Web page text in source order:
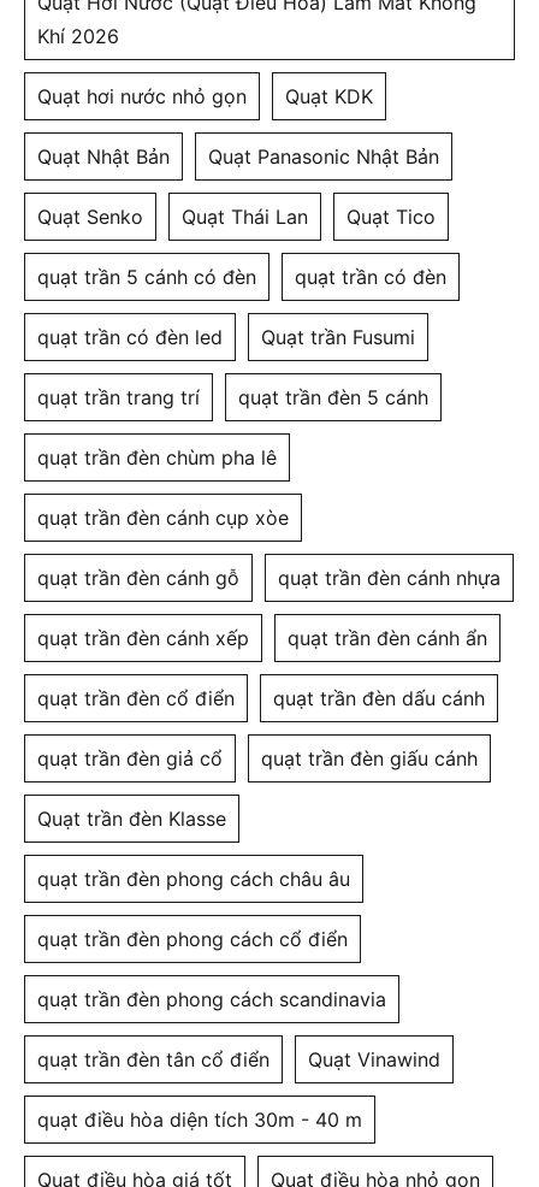
Khí 2026
Quạt hơi nước nhỏ gọn Quạt KDK
Quạt Nhật Bản Quạt Panasonic Nhật Bản
Quạt Senko Quạt Thái Lan Quạt Tico
quạt trần 5 cánh có đèn quạt trần có đèn
quạt trần có đèn led Quạt trần Fusumi
quạt trần trang trí quạt trần đèn 5 cánh
quạt trần đèn chùm pha lê
quạt trần đèn cánh cụp xòe
quạt trần đèn cánh gỗ quạt trần đèn cánh nhựa
quạt trần đèn cánh xếp quạt trần đèn cánh ẩn
quạt trần đèn cổ điển quạt trần đèn dấu cánh
quạt trần đèn giả cổ quạt trần đèn giấu cánh
Quạt trần đèn Klasse
quạt trần đèn phong cách châu âu
quạt trần đèn phong cách cổ điển
quạt trần đèn phong cách scandinavia
quạt trần đèn tân cổ điển Quạt Vinawind
quạt điều hòa diện tích 30m - 40 m
Quạt điều hòa giá tốt Quạt điều hòa nhỏ gọn